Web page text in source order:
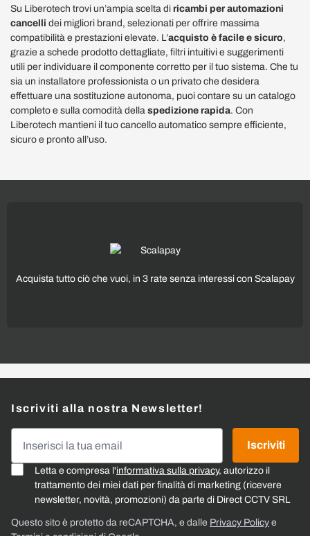
Su Liberotech trovi un’ampia scelta di ricambi per automazioni
cancelli dei migliori brand, selezionati per offrire massima
compatibilità e prestazioni elevate. L’acquisto è facile e sicuro,
grazie a schede prodotto dettagliate, filtri intuitivi e suggerimenti
utili per individuare il componente corretto per il tuo sistema. Che tu
sia un installatore professionista o un privato che desidera
effettuare una sostituzione autonoma, puoi contare su un catalogo
completo e sulla comodità della spedizione rapida. Con
Liberotech mantieni il tuo cancello automatico sempre efficiente,
sicuro e pronto all’uso.
Acquista tutto ciò che vuoi, in 3 rate senza interessi con Scalapay
Iscriviti alla nostra Newsletter!
Letta e compresa l'informativa sulla privacy, autorizzo il
trattamento dei miei dati per finalità di marketing (ricevere
newsletter, novità, promozioni) da parte di Direct CCTV SRL
Iscriviti
Questo sito è protetto da reCAPTCHA, e dalle Privacy Policy e